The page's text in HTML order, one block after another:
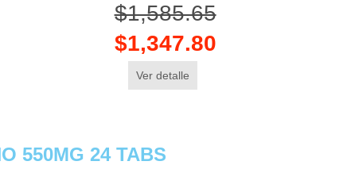
$1,585.65
$1,347.80
Ver detalle
550MG 24 TABS